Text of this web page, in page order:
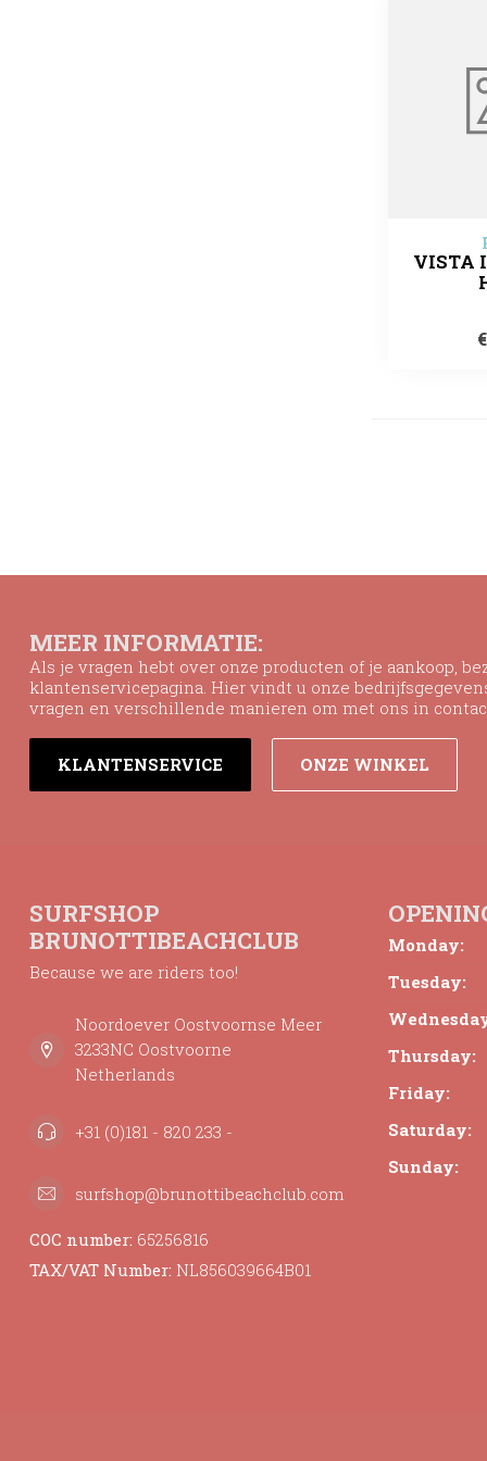
VISTA
MEER INFORMATIE:
Als je vragen hebt over onze producten of je aankoop,
klantenservicepagina. Hier vindt u onze
vragen en verschillende manieren om met ons in
KLANTENSERVICE ONZE WINKEL
SURFSHOP
BRUNOTTIBEACHCLUB
Because we are riders too!
Noordoever Oostvoornse Meer
3233NC Oostvoorne
Netherlands
+31 (0)181 - 820 233 -
surfshop@brunottibeachclub.com
COC number: 65256816
TAX/VAT Number: NL856039664B01
Monday:
Tuesday:
Thursday:
Friday:
Saturday:
Sunday: